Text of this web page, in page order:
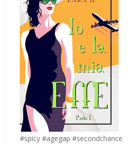
#spicy #agegap #secondchance